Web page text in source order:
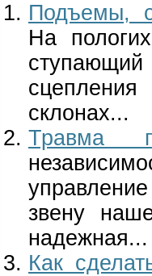
Подъемы,
На
склонах...
Травма
звену
надежная...
Как